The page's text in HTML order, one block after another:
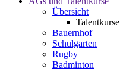
Übersicht
Talentkurse
Bauernhof
Schulgarten
Rugby
Badminton